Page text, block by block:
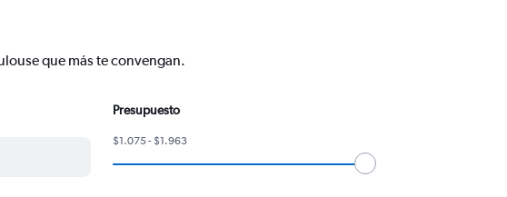
que más te convengan.
Presupuesto
$1.075 - $1.963